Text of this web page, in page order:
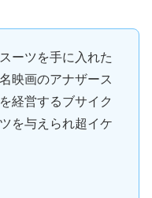
ーツを手に入れた
映画のアナザース
経営するブサイク
を与えられ超イケ